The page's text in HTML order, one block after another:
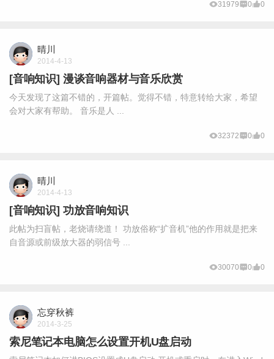
31979 0 0
晴川
2014-4-13
[音响知识] 漫谈音响器材与音乐欣赏
今天发现了这篇不错的，开篇帖。觉得不错，特意转给大家，希望
会对大家有帮助。 音乐是人 ...
32372 0 0
晴川
2014-4-13
[音响知识] 功放音响知识
此帖为扫盲帖，老烧请绕道！ 功放俗称“扩音机”他的作用就是把来
自音源或前级放大器的弱信号 ...
30070 0 0
忘穿秋裤
2014-3-25
索尼笔记本电脑怎么设置开机U盘启动